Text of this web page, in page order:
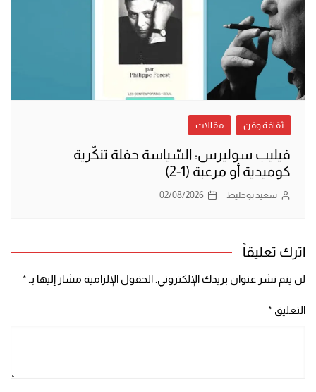
ثقافة وفن مقالات
فيليب سوليرس: السّياسة حفلة تنكّرية
كوميدية أو مرعبة (1-2)
سعيد بوخليط 02/08/2026
اترك تعليقاً
لن يتم نشر عنوان بريدك الإلكتروني. الحقول الإلزامية مشار إليها بـ *
التعليق *